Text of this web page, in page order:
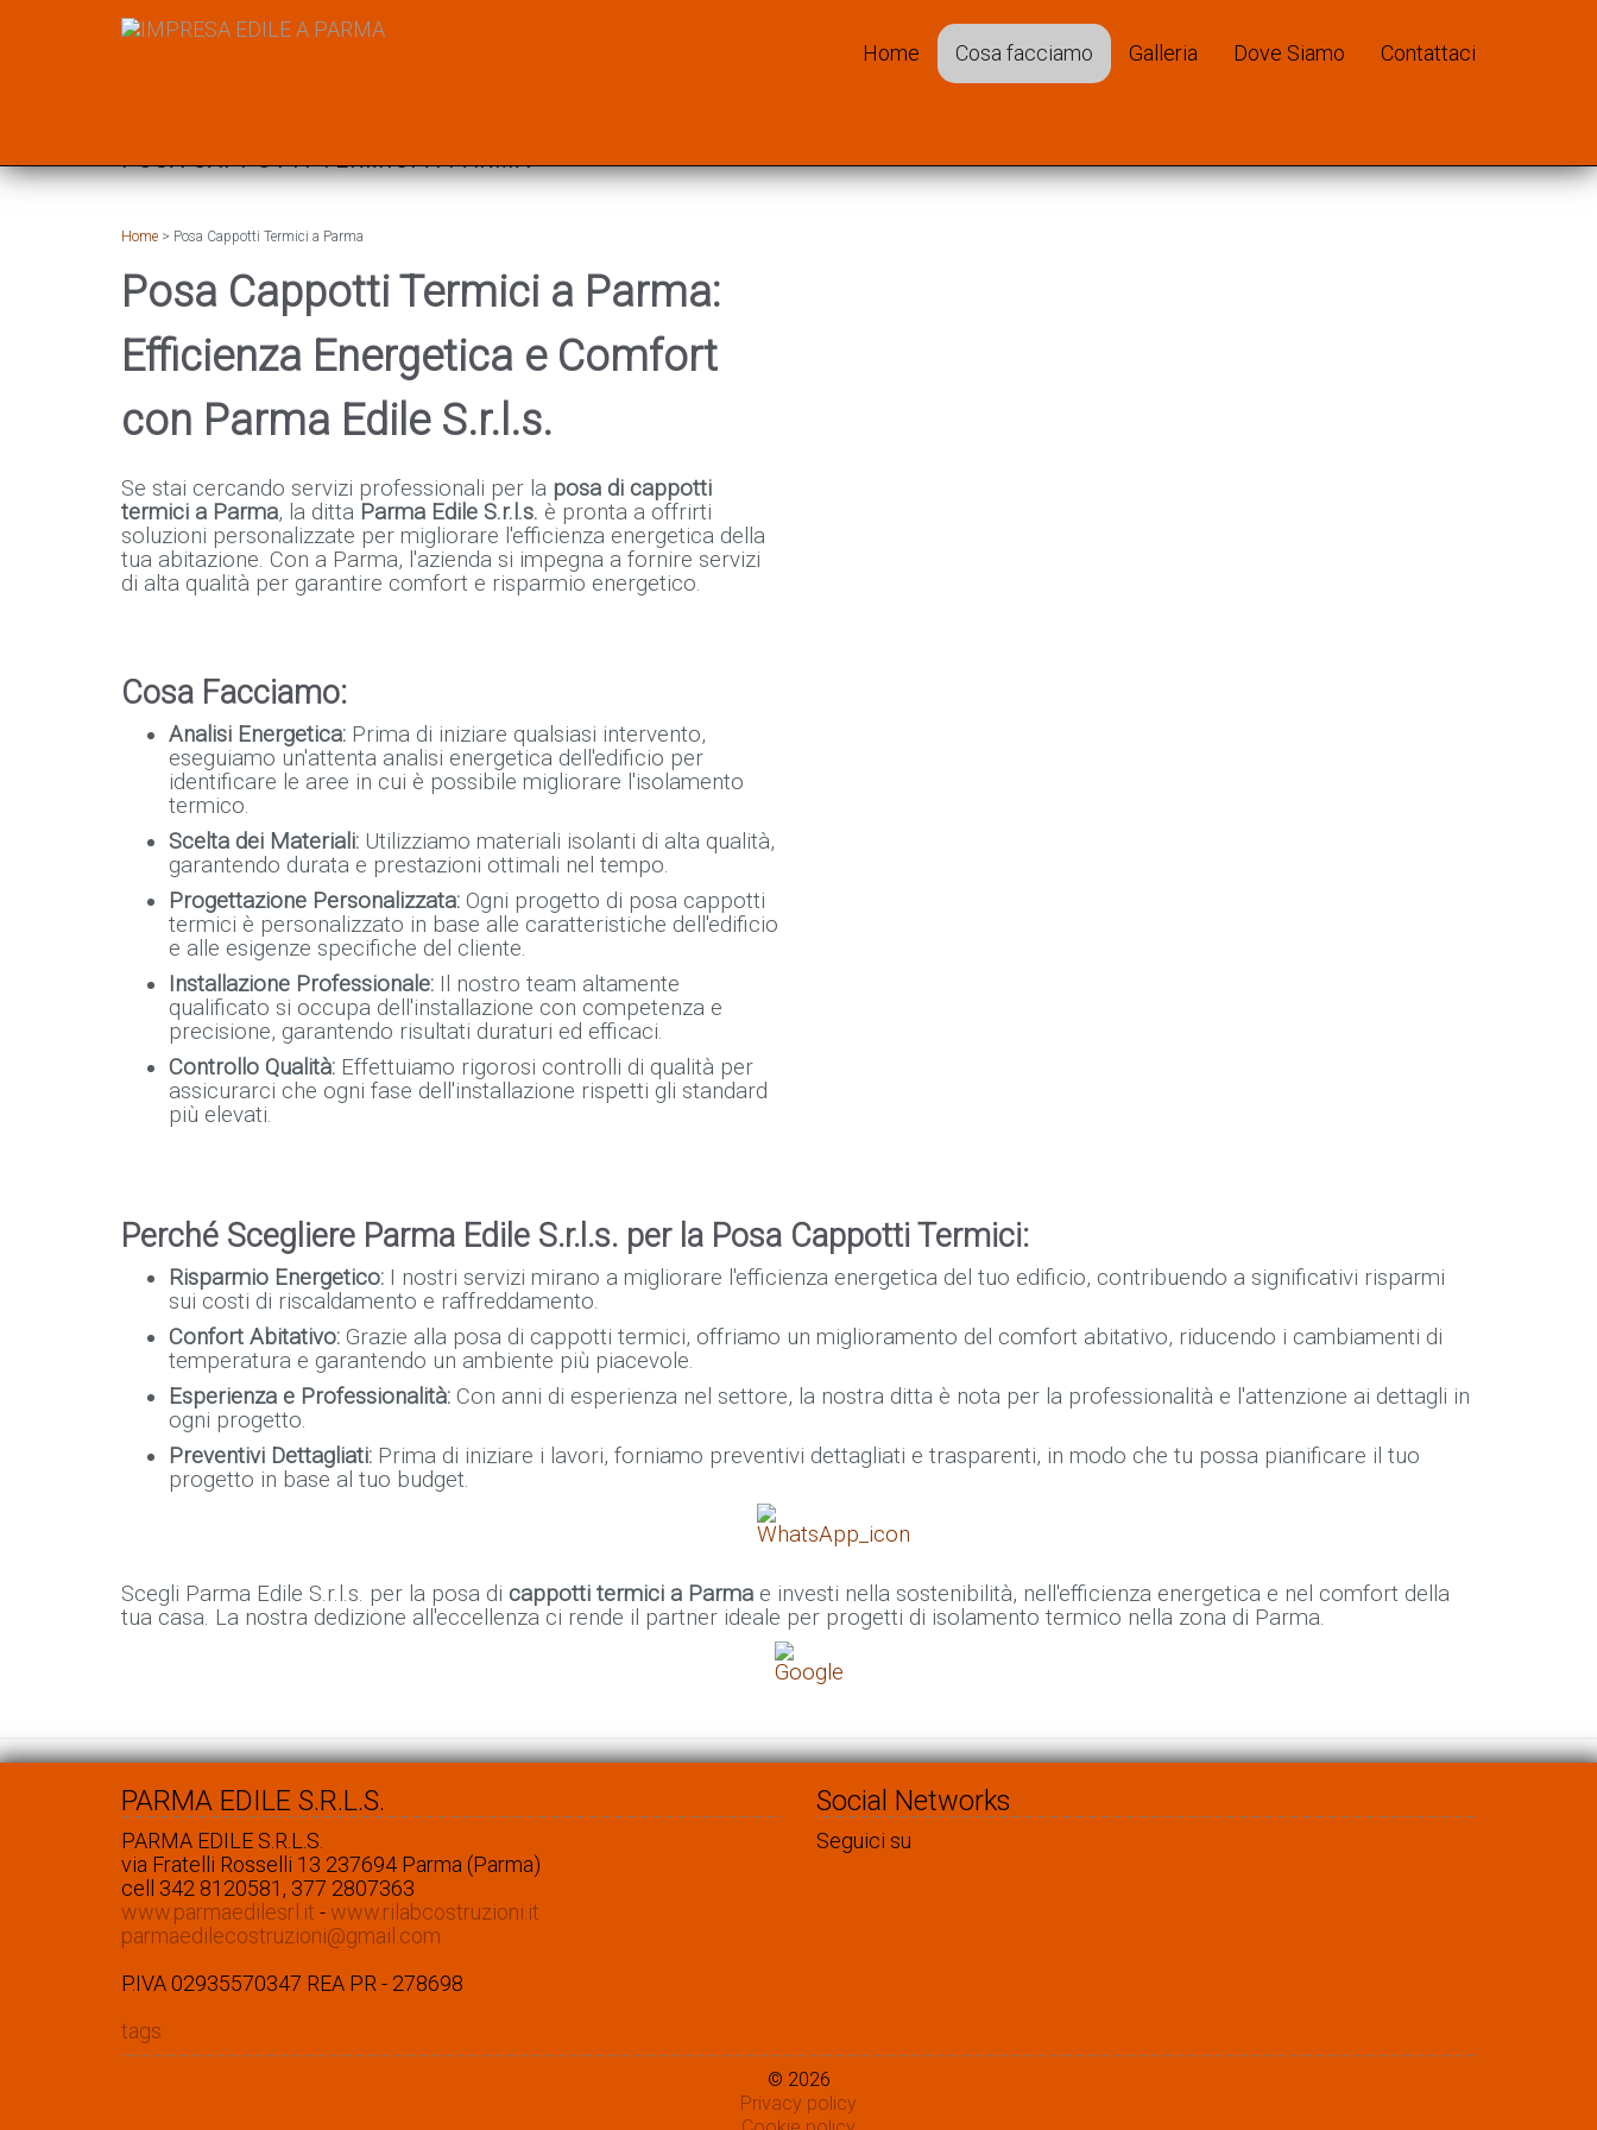
Home Cosa facciamo Galleria Dove Siamo Contattaci
POSA CAPPOTTI TERMICI A PARMA
Home > Posa Cappotti Termici a Parma
Posa Cappotti Termici a Parma:
Efficienza Energetica e Comfort
con Parma Edile S.r.l.s.
Se stai cercando servizi professionali per la posa di cappotti
termici a Parma, la ditta Parma Edile S.r.l.s. è pronta a offrirti
soluzioni personalizzate per migliorare l'efficienza energetica della
tua abitazione. Con a Parma, l'azienda si impegna a fornire servizi
di alta qualità per garantire comfort e risparmio energetico.
Cosa Facciamo:
Analisi Energetica: Prima di iniziare qualsiasi intervento,
eseguiamo un'attenta analisi energetica dell'edificio per
identificare le aree in cui è possibile migliorare l'isolamento
termico.
Scelta dei Materiali: Utilizziamo materiali isolanti di alta qualità,
garantendo durata e prestazioni ottimali nel tempo.
Progettazione Personalizzata: Ogni progetto di posa cappotti
termici è personalizzato in base alle caratteristiche dell'edificio
e alle esigenze specifiche del cliente.
Installazione Professionale: Il nostro team altamente
qualificato si occupa dell'installazione con competenza e
precisione, garantendo risultati duraturi ed efficaci.
Controllo Qualità: Effettuiamo rigorosi controlli di qualità per
assicurarci che ogni fase dell'installazione rispetti gli standard
più elevati.
Perché Scegliere Parma Edile S.r.l.s. per la Posa Cappotti Termici:
Risparmio Energetico: I nostri servizi mirano a migliorare l'efficienza energetica del tuo edificio, contribuendo a significativi risparmi
sui costi di riscaldamento e raffreddamento.
Confort Abitativo: Grazie alla posa di cappotti termici, offriamo un miglioramento del comfort abitativo, riducendo i cambiamenti di
temperatura e garantendo un ambiente più piacevole.
Esperienza e Professionalità: Con anni di esperienza nel settore, la nostra ditta è nota per la professionalità e l'attenzione ai dettagli in
ogni progetto.
Preventivi Dettagliati: Prima di iniziare i lavori, forniamo preventivi dettagliati e trasparenti, in modo che tu possa pianificare il tuo
progetto in base al tuo budget.
Scegli Parma Edile S.r.l.s. per la posa di cappotti termici a Parma e investi nella sostenibilità, nell'efficienza energetica e nel comfort della
tua casa. La nostra dedizione all'eccellenza ci rende il partner ideale per progetti di isolamento termico nella zona di Parma.
PARMA EDILE S.R.L.S.
PARMA EDILE S.R.L.S.
via Fratelli Rosselli 13 237694 Parma (Parma)
cell 342 8120581, 377 2807363
www.parmaedilesrl.it -www.rilabcostruzioni.it
parmaedilecostruzioni@gmail.com
P.IVA 02935570347 REA PR - 278698
tags
Social Networks
Seguici su
© 2026
Privacy policy
Questo sito raccoglie dati statistici anonimi sulla navigazione, mediante cookie installati da terze parti autorizzate, rispettando la privacy dei tuoi dati personali e secondo le norme previste dalla legge. Continuando a navigare su questo
sito, cliccando sui link al suo interno o semplicemente scrollando la pagina verso il basso, accetti il servizio e gli stessi cookie.